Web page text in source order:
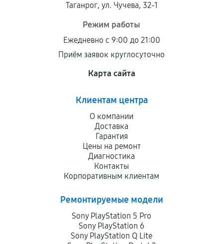
Таганрог, ул. Чучева, 32-1
Режим работы
Ежедневно с 9:00 до 21:00
Приём заявок круглосуточно
Карта сайта
Клиентам центра
О компании
Доставка
Гарантия
Цены на ремонт
Диагностика
Контакты
Корпоративным клиентам
Ремонтируемые модели
Sony PlayStation 5 Pro
Sony PlayStation 6
Sony PlayStation Q Lite